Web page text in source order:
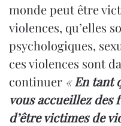
monde peut être
violences, qu’elles
psychologiques,
ces violences sont
continuer «En tant
vous accueillez des
d’être victimes de